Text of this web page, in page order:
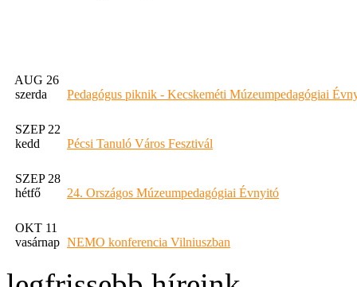
AUG 26
szerda
Pedagógus piknik - Kecskeméti Múzeumpedagógiai
SZEP 22
kedd
Pécsi Tanuló Város Fesztivál
SZEP 28
hétfő
24. Országos Múzeumpedagógiai Évnyitó
OKT 11
vasárnap NEMO konferencia Vilniuszban